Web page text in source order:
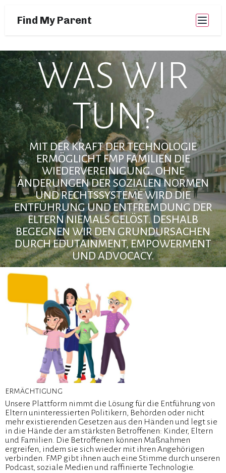
Find My Parent
WAS WIR
TUN?
MIT DER KRAFT DER TECHNOLOGIE
ERMÖGLICHT FMP FAMILIEN DIE
WIEDERVEREINIGUNG. OHNE
ÄNDERUNGEN DER SOZIALEN NORMEN
UND RECHTSSYSTEME WIRD DIE
ENTFÜHRUNG UND ENTFREMDUNG DER
ELTERN NIEMALS GELÖST. DESHALB
BEGEGNEN WIR DEN GRUNDURSACHEN
DURCH EDUTAINMENT, EMPOWERMENT
UND ADVOCACY.
ERMÄCHTIGUNG
Unsere Plattform nimmt die Lösung für die Entführung von
Eltern uninteressierten Politikern, Behörden oder nicht
mehr existierenden Gesetzen aus den Händen und legt sie
in die Hände der am stärksten Betroffenen: Kinder, Eltern
und Familien. Die Betroffenen können Maßnahmen
ergreifen, indem sie sich wieder mit ihren Angehörigen
verbinden. FMP gibt ihnen auch eine Stimme durch unseren
Podcast, soziale Medien und raffinierte Technologie.